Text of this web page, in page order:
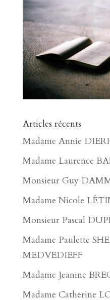
Articles récents
Madame Annie
Madame Laurence
Monsieur Guy
Madame Nicole
Monsieur Pascal
Madame Paulette
MEDVEDIEFF
Madame Jeanine
Madame Catherine